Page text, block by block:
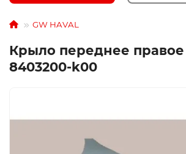
GW HAVAL
Крыло переднее
8403200-k00